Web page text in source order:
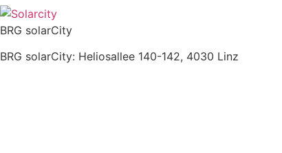
BRG solarCity
BRG solarCity: Heliosallee 140-142, 4030 Linz